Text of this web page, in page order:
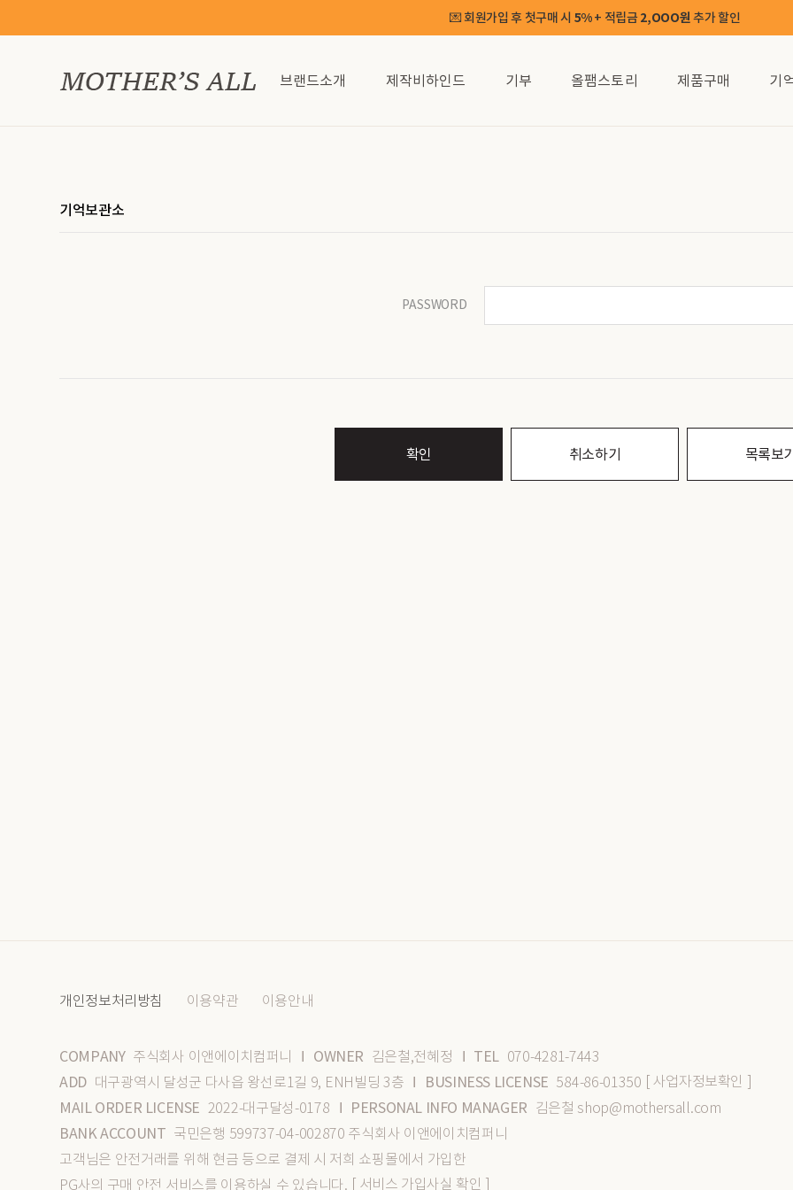
💌 회원가입 후 첫구매 시 5%+ 적립금2,OOO원추가 할인
브랜드소개 제작비하인드 기부 올팸스토리 제품구매 기
기억보관소
PASSWORD
확인 취소하기 목록보
개인정보처리방침 이용약관 이용안내
COMPANY 주식회사 이앤에이치컴퍼니 OWNER 김은철,전혜정 TEL 070-4281-7443
ADD 대구광역시 달성군 다사읍 왕선로1길 9, ENH빌딩 3층 BUSINESS LICENSE 584-86-01350 [ 사업자정보확인 ]
MAIL ORDER LICENSE 2022-대구달성-0178 PERSONAL INFO MANAGER 김은철 shop@mothersall.com
BANK ACCOUNT 국민은행 599737-04-002870 주식회사 이앤에이치컴퍼니
고객님은 안전거래를 위해 현금 등으로 결제 시 저희 쇼핑몰에서 가입한
PG사의 구매 안전 서비스를 이용하실 수 있습니다. [ 서비스 가입사실 확인 ]